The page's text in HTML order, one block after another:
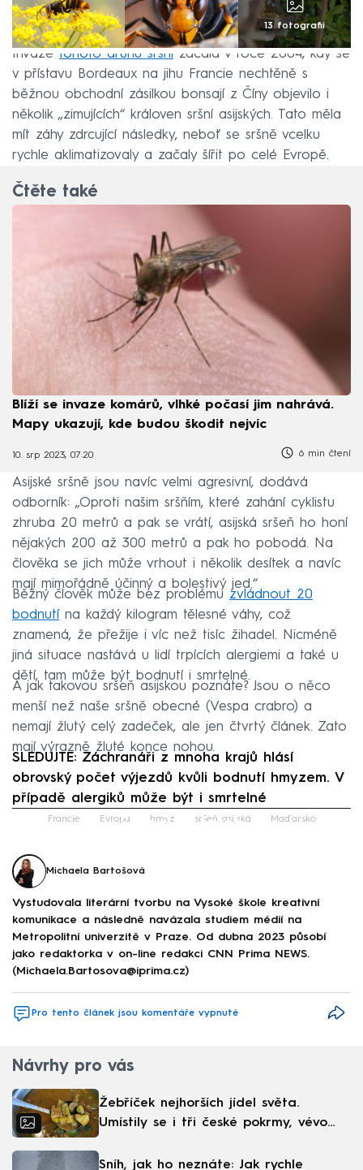
13 fotografií
Invaze tohoto druhu sršňí začala v roce 2004, kdy se
v přístavu Bordeaux na jihu Francie nechtěně s
běžnou obchodní zásilkou bonsají z Číny objevilo i
několik „zimujících“ královen sršní asijských. Tato měla
mít záhy zdrcující následky, neboť se sršně vcelku
rychle aklimatizovaly a začaly šířit po celé Evropě.
Čtěte také
Blíží se invaze komárů, vlhké počasí jim nahrává.
Mapy ukazují, kde budou škodit nejvíc
10. srp 2023, 07:20 6 min čtení
Asijské sršně jsou navíc velmi agresivní, dodává
odborník: „Oproti našim sršňím, které zahání cyklistu
zhruba 20 metrů a pak se vrátí, asijská sršeň ho honí
nějakých 200 až 300 metrů a pak ho pobodá. Na
člověka se jich může vrhout i několik desítek a navíc
mají mimořádně účinný a bolestivý jed.“
Běžný člověk může bez problému zvládnout 20
bodnutí na každý kilogram tělesné váhy, což
znamená, že přežije i víc než tisíc žihadel. Nicméně
jiná situace nastává u lidí trpících alergiemi a také u
dětí, tam může být bodnutí i smrtelné.
A jak takovou sršeň asijskou poznáte? Jsou o něco
menší než naše sršně obecné (Vespa crabro) a
nemají žlutý celý zadeček, ale jen čtvrtý článek. Zato
mají výrazně žluté konce nohou.
SLEDUJTE: Záchranáři z mnoha krajů hlásí
obrovský počet výjezdů kvůli bodnutí hmyzem. V
případě alergiků může být i smrtelné
Failed to fetch
Francie Evropa hmyz sršeň asijská Maďarsko
Michaela Bartošová
Vystudovala literární tvorbu na Vysoké škole kreativní
komunikace a následně navázala studiem médií na
Metropolitní univerzitě v Praze. Od dubna 2023 působí
jako redaktorka v on-line redakci CNN Prima NEWS.
(Michaela.Bartosova@iprima.cz)
Pro tento článek jsou komentáře vypnuté
Návrhy pro vás
Žebříček nejhorších jídel světa.
Umístily se i tři české pokrmy, vévodí
Sníh, jak ho neznáte: Jak rychle